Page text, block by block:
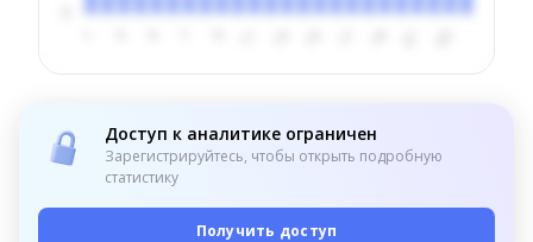
Доступ к аналитике ограничен
Зарегистрируйтесь, чтобы открыть подробную
статистику
Получить доступ